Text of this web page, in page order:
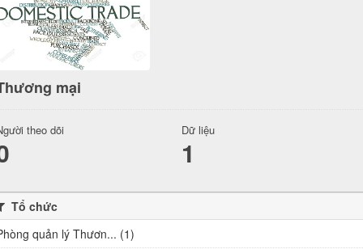
mại
theo dõi Dữ liệu
1
Tổ chức
quản lý Thươn... (1)